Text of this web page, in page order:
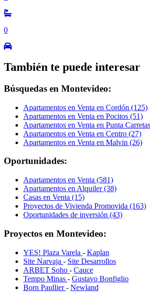
0
También te puede interesar
Búsquedas en Montevideo:
Apartamentos en Venta en Cordón (125)
Apartamentos en Venta en Pocitos (51)
Apartamentos en Venta en Punta
Apartamentos en Venta en Centro (27)
Apartamentos en Venta en Malvin (26)
Oportunidades:
Apartamentos en Venta (581)
Apartamentos en Alquiler (38)
Casas en Venta (15)
Proyectos de Vivienda Promovida (163)
Oportunidades de inversión (43)
Proyectos en Montevideo:
YES! Plaza Varela - Kaplan
Site Narvaja - Site Desarrollos
ARBET Soho - Cauce
Tempo Minas - Gustavo Bonfiglio
Born Paullier- Newland